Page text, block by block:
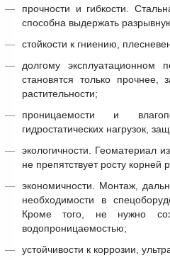
прочности и гибкости.
способна выдержать
стойкости к гниению,
долгому эксплуатационном
становятся только прочнее,
растительности;
проницаемости и
гидростатических нагрузок,
экологичности. Геоматериал
не препятствует росту
экономичности. Монтаж,
необходимости в
Кроме того, не нужно
водопроницаемостью;
устойчивости к коррозии,